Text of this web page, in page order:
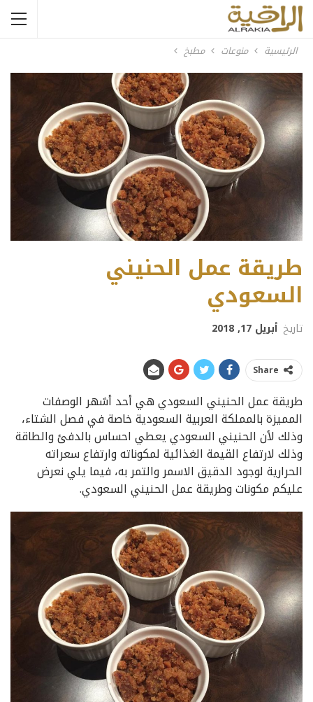
الرئيسية منوعات مطبخ
طريقة عمل الحنيني
السعودي
تاريخ أبريل 17, 2018
Share
طريقة عمل الحنيني السعودي هي أحد أشهر الوصفات
المميزة بالمملكة العربية السعودية خاصة في فصل الشتاء،
وذلك لأن الحنيني السعودي يعطي احساس بالدفئ والطاقة
وذلك لارتفاع القيمة الغذائية لمكوناته وارتفاع سعراته
الحرارية لوجود الدقيق الاسمر والتمر به، فيما يلي نعرض
عليكم مكونات وطريقة عمل الحنيني السعودي.